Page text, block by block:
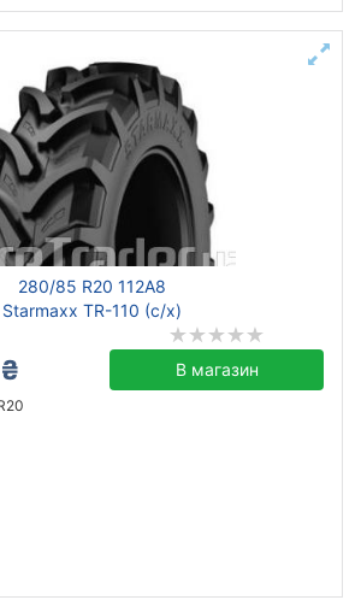
280/85 R20 112A8
Starmaxx TR-110 (с/х)
В магазин